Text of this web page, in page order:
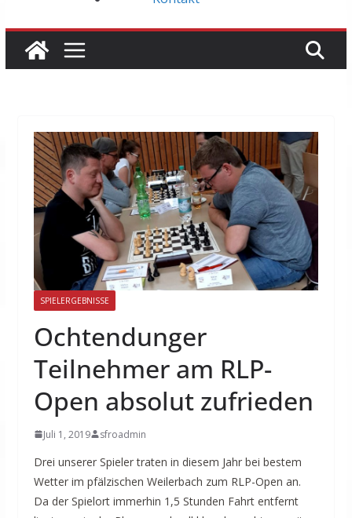
SPIELERGEBNISSE
Ochtendunger
Teilnehmer am RLP-
Open absolut zufrieden
Juli 1, 2019 sfroadmin
Drei unserer Spieler traten in diesem Jahr bei bestem
Wetter im pfälzischen Weilerbach zum RLP-Open an.
Da der Spielort immerhin 1,5 Stunden Fahrt entfernt